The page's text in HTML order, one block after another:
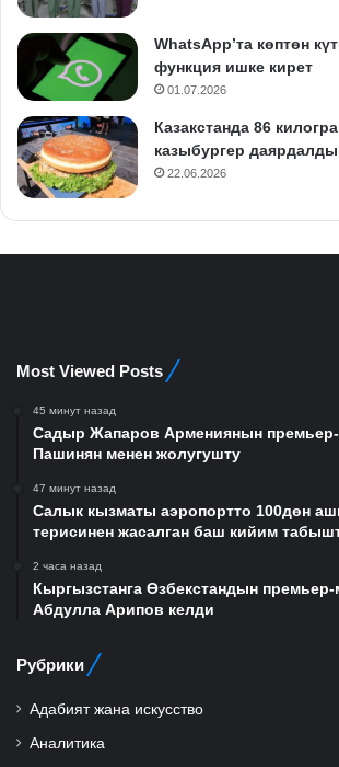
WhatsApp’та көптөн
функция ишке кирет
01.07.2026
Казакстанда 86
казыбургер даярдалды
22.06.2026
Most Viewed Posts
45 минут назад
Садыр Жапаров Армениянын
Пашинян менен жолугушту
47 минут назад
Салык кызматы аэропортто 100дөн
терисинен жасалган баш кийим
2 часа назад
Кыргызстанга Өзбекстандын
Абдулла Арипов келди
Рубрики
Адабият жана искусство
Аналитика